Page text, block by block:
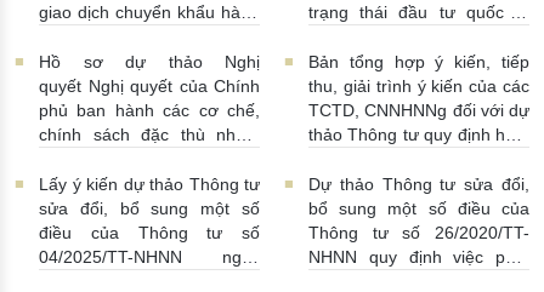
giao dịch chuyển khẩu hàng
trạng thái đầu tư quốc tế
15:00:00
Hồ sơ dự thảo Nghị
quyết Nghị quyết của Chính
phủ ban hành các cơ chế,
chính sách đặc thù nhằm
pháp luật về phòng, chống
rửa tiền nhằm đáp ứng yêu
cầu cấp bách trong thực
hiện cam kết quốc tế về trao
Bản tổng hợp ý kiến, tiếp
thu, giải trình ý kiến của các
TCTD, CNNHNNg đối với dự
thảo Thông tư quy định hoạt
nhận tiền gửi, mua, bán có
kỳ hạn GTCG giữa các
TCTD, CNNHNNg
20/07/2026 | 09:32:00
Lấy ý kiến dự thảo Thông tư
sửa đổi, bổ sung một số
điều của Thông tư số
04/2025/TT-NHNN ngày
Dự thảo Thông tư sửa đổi,
bổ sung một số điều của
Thông tư số 26/2020/TT-
NHNN quy định việc phát